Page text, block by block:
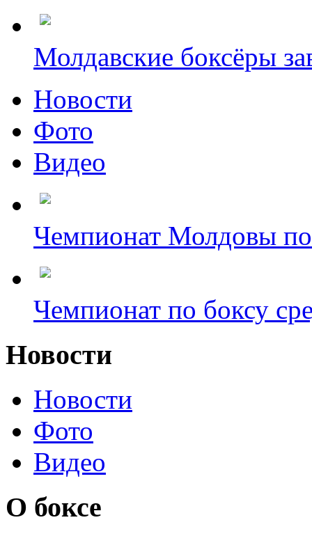
Молдавские боксёры
Новости
Фото
Видео
Чемпионат Молдовы
Чемпионат по боксу
Новости
Новости
Фото
Видео
О боксе